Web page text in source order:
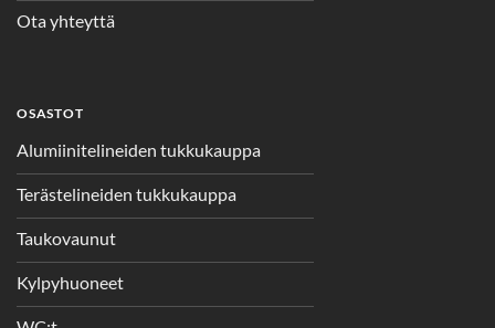
Ota yhteyttä
OSASTOT
Alumiinitelineiden tukkukauppa
Terästelineiden tukkukauppa
Taukovaunut
Kylpyhuoneet